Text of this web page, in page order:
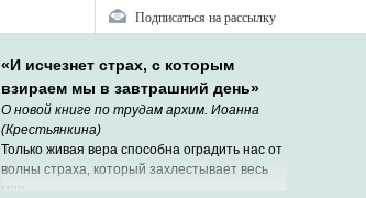
Подписаться на рассылку
«И исчезнет страх, с которым
взираем мы в завтрашний день»
О новой книге по трудам архим. Иоанна
(Крестьянкина)
Только живая вера способна оградить нас от
волны страха, который захлестывает весь
мир.